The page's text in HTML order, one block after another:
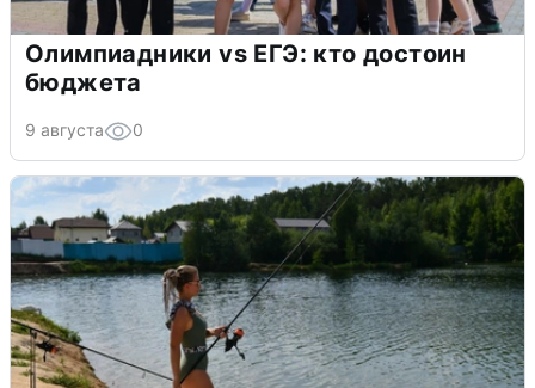
Олимпиадники vs ЕГЭ: кто достоин
бюджета
9 августа 0